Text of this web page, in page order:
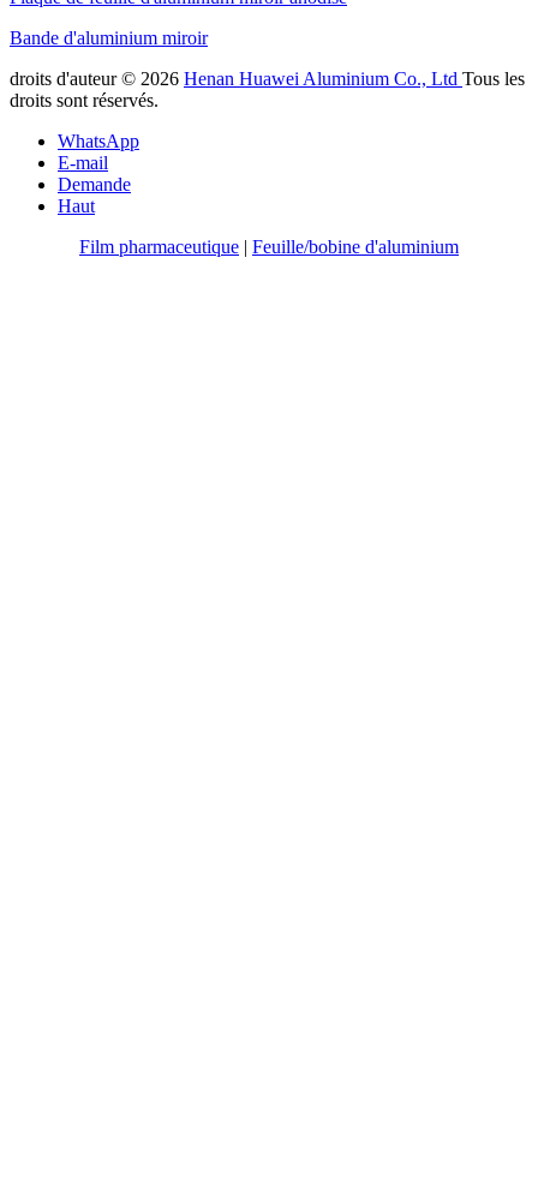
Bande d'aluminium miroir
droits d'auteur © 2026 Henan Huawei Aluminium Co., Ltd Tous les
droits sont réservés.
WhatsApp
E-mail
Demande
Haut
Film pharmaceutique | Feuille/bobine d'aluminium